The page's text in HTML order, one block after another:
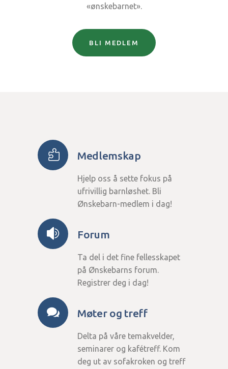
«ønskebarnet».
BLI MEDLEM
Medlemskap
Hjelp oss å sette fokus på
ufrivillig barnløshet. Bli
Ønskebarn-medlem i dag!
Forum
Ta del i det fine fellesskapet
på Ønskebarns forum.
Registrer deg i dag!
Møter og treff
Delta på våre temakvelder,
seminarer og kafétreff. Kom
deg ut av sofakroken og treff